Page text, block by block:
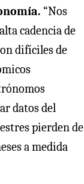
“Nos
cadencia de
difíciles de
datos del
pierden de
a medida